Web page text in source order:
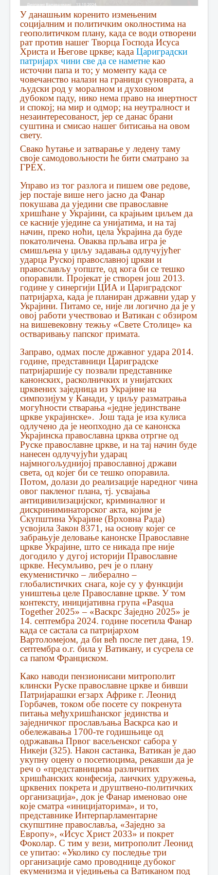
У данашњим коренито измењеним
социјалним и политичким околностима на
геополитичком плану, када се води отворени
рат против нашег Творца Господа Исуса
Христа и Његове цркве; када Цариградски
патријарх чини све да се наметне као
источни папа и то; у моменту када се
човечанство налази на граници суноврата, а
људски род у моралном и духовном
дубоком паду, нико нема право на инертност
и спокој; на мир и одмор; на неутралност и
незаинтересованост, јер се данас брани
суштина и смисао нашег битисања на овом
свету.
Свако ћутање и затварање у ледену таму
своје самодовољности ће бити сматрано за
ГРЕХ.
Управо из тог разлога и пишем ове редове,
јер постаје више него јасно да Фанар
покушава да уједини све православне
хришћане у Украјини, са крајњим циљем да
се касније уједине са унијатима, и на тај
начин, преко ноћи, цела Украјина да буде
покатоличена. Оваква прљава игра је
смишљена у циљу задавања одлучујућег
ударца Руској православној цркви и
православљу уопште, од кога би се тешко
опоравили. Пројекат је створен још 2013.
године у синергији ЦИА и Цариградског
патријарха, када је планиран државни удар у
Украјини. Питамо се, није ли логично да је у
овој работи учествовао и Ватикан с обзиром
на вишевековну тежњу «Свете Столице» ка
остваривању папског примата.
Заправо, одмах после државног удара 2014.
године, представници Цариградске
патријаршије су позвали представнике
канонских, расколничких и унијатских
црквених заједница из Украјине на
симпозијум у Канади, у циљу разматрања
могућности стварања «једне јединстване
цркве украјинске». Још тада је иза кулиса
одлучено да је неопходно да се канонска
Украјинска православна црква отргне од
Руске православне цркве, и на тај начин буде
нанесен одлучујући ударац
најмногољуднијој православној држави
света, од којег би се тешко опоравила.
Потом, долази до реализације наредног чина
овог пакленог плана, тј. усвајања
антицивилизацијског, криминалног и
дискриниминаторског акта, којим је
Скупштина Украјине (Врховна Рада)
усвојила Закон 8371, на основу којег се
забрањује деловање канонске Православне
цркве Украјине, што се никада пре није
догодило у дугој историји Православне
цркве. Несумљиво, реч је о плану
екуменистичко – либерално –
глобалистичких снага, које су у функцији
уништења целе Православне цркве. У том
контексту, иницијативна група «Pasqua
Together 2025» – «Васкрс Заједно 2025» је
14. септембра 2024. године посетила Фанар
када се састала са патријархом
Вартоломејом, да би већ после пет дана, 19.
септембра о.г. била у Ватикану, и сусрела се
са папом Франциском.
Како наводи пензионисани митрополит
клински Руске православне цркве и бивши
Патријарашки егзарх Африке г. Леонид
Горбачев, током обе посете су покренута
питања међухришћанског јединства и
заједничког прослављања Васкрса као и
обележавања 1700-те годишњице од
одржавања Првог васељенског сабора у
Никеји (325). Након састанка, Ватикан је дао
укупну оцену о посетиоцима, рекавши да је
реч о «представницима различитих
хришћанских конфесија, лаичких удружења,
црквених покрета и друштвено-политичких
организација», док је Фанар именовао оне
које сматра «иницијаторима», и то,
представнике Интерпарламентарне
скупштине православља, «Заједно за
Европу», «Исус Христ 2033» и покрет
Фоколар. С тим у вези, митрополит Леонид
се упитао: «Уколико су последње три
организације само проводнице дубоког
екуменизма и уједињења са Ватиканом под